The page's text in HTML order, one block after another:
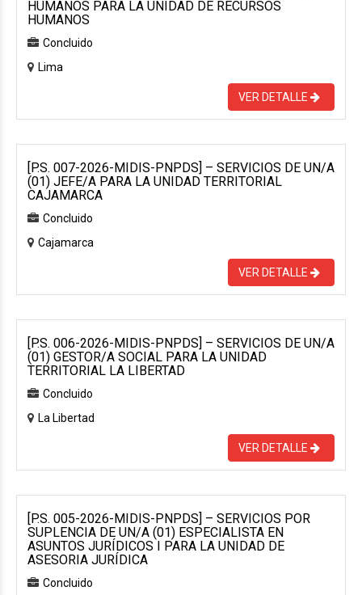
HUMANOS PARA LA UNIDAD DE RECURSOS
HUMANOS
Concluido
Lima
VER DETALLE
[P.S. 007-2026-MIDIS-PNPDS] – SERVICIOS DE UN/A
(01) JEFE/A PARA LA UNIDAD TERRITORIAL
CAJAMARCA
Concluido
Cajamarca
VER DETALLE
[P.S. 006-2026-MIDIS-PNPDS] – SERVICIOS DE UN/A
(01) GESTOR/A SOCIAL PARA LA UNIDAD
TERRITORIAL LA LIBERTAD
Concluido
La Libertad
VER DETALLE
[P.S. 005-2026-MIDIS-PNPDS] – SERVICIOS POR
SUPLENCIA DE UN/A (01) ESPECIALISTA EN
ASUNTOS JURÍDICOS I PARA LA UNIDAD DE
ASESORIA JURÍDICA
Concluido